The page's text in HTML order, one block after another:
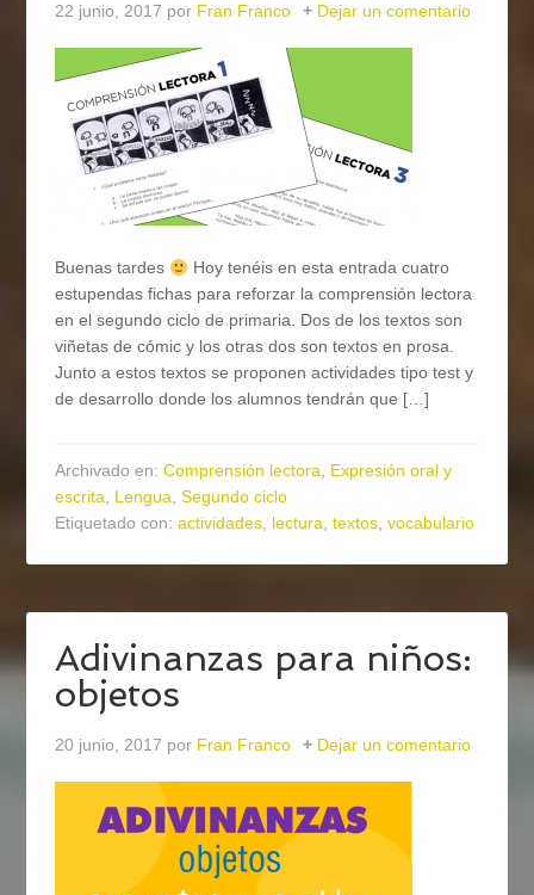
22 junio, 2017 por Fran Franco Dejar un comentario
Buenas tardes
Hoy tenéis en esta entrada cuatro
estupendas fichas para reforzar la comprensión lectora
en el segundo ciclo de primaria. Dos de los textos son
viñetas de cómic y los otras dos son textos en prosa.
Junto a estos textos se proponen actividades tipo test y
de desarrollo donde los alumnos tendrán que […]
Archivado en:Comprensión lectora, Expresión oral y
escrita, Lengua,Segundo ciclo
Etiquetado con:actividades, lectura,textos,vocabulario
Adivinanzas para niños:
objetos
20 junio, 2017 por Fran Franco Dejar un comentario